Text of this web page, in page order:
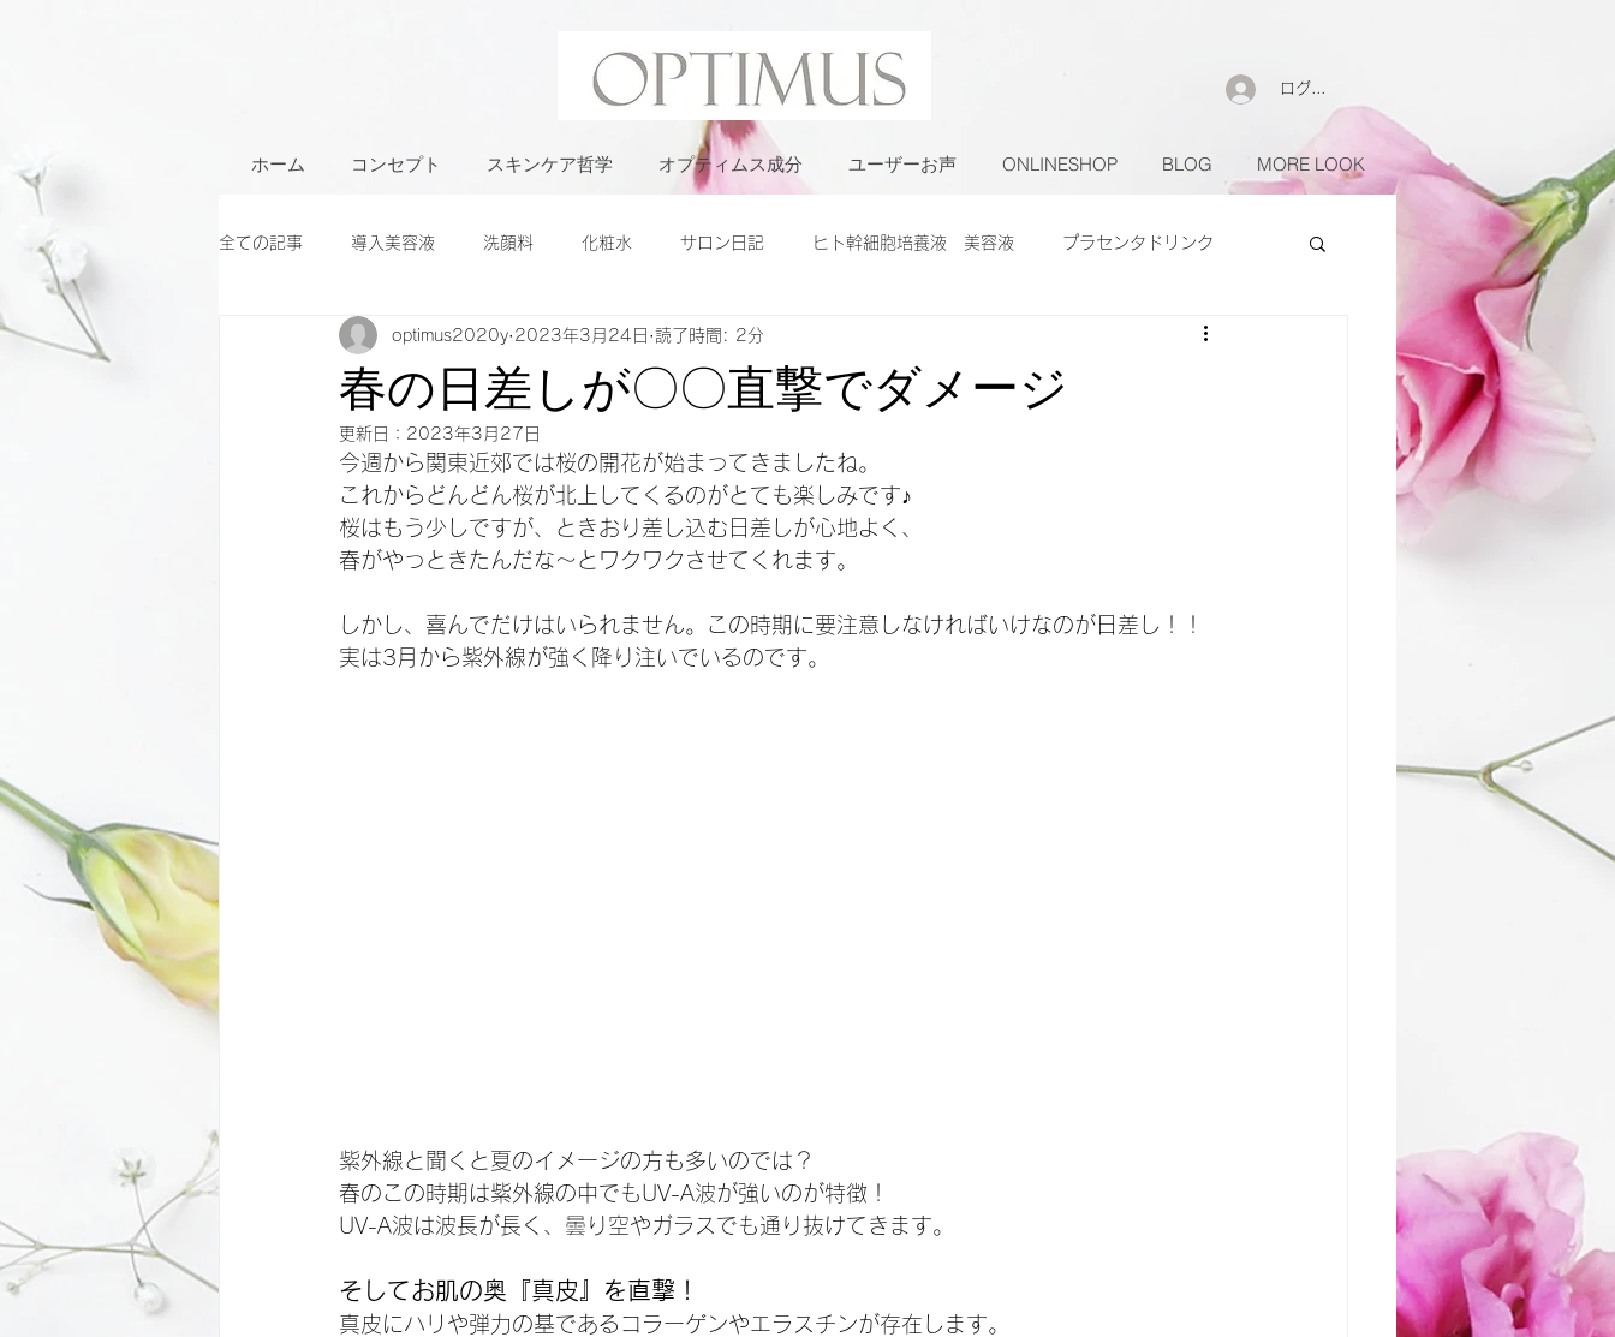
ログイン
ホーム コンセプト スキンケア哲学 オプティムス成分 ユーザーお声 ONLINESHOP BLOG MORE LOOK
全ての記事 導入美容液 洗顔料 化粧水 サロン日記 ヒト幹細胞培養液 美容液 プラセンタドリンク
春の日差しが〇〇直撃でダメージ
optimus2020y 2023年3月24日 読了時間: 2分
更新日： 2023年3月27日
今週から関東近郊では桜の開花が始まってきましたね。
これからどんどん桜が北上してくるのがとても楽しみです♪
桜はもう少しですが、ときおり差し込む日差しが心地よく、
春がやっときたんだな～とワクワクさせてくれます。
しかし、喜んでだけはいられません。この時期に要注意しなければいけなのが日差し！！
実は3月から紫外線が強く降り注いでいるのです。
紫外線と聞くと夏のイメージの方も多いのでは？
春のこの時期は紫外線の中でもUV-A波が強いのが特徴！
UV-A波は波長が長く、曇り空やガラスでも通り抜けてきます。
そしてお肌の奥『真皮』を直撃！
真皮にハリや弾力の基であるコラーゲンやエラスチンが存在します。